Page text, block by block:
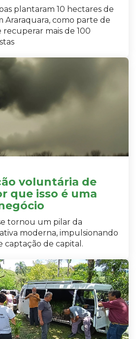
plantaram 10 hectares de
Araraquara, como parte de
mais de 100
voluntária de
que isso é uma
tornou um pilar da
moderna, impulsionando
captação de capital.